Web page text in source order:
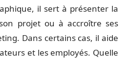
il sert à présenter la
projet ou à accroître ses
Dans certains cas, il aide
et les employés. Quelle